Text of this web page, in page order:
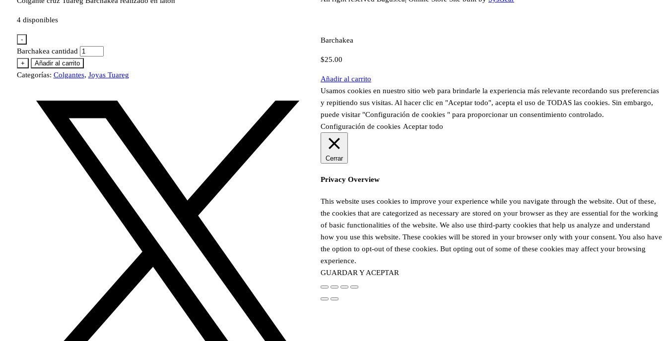
4 disponibles
-
Barchakea cantidad
+ Añadir al carrito
Categorías: Colgantes, Joyas Tuareg
Barchakea
$25.00
Añadir al carrito
Usamos cookies en nuestro sitio web para brindarle la experiencia más relevante recordando sus preferencias
y repitiendo sus visitas. Al hacer clic en "Aceptar todo", acepta el uso de TODAS las cookies. Sin embargo,
puede visitar "Configuración de cookies " para proporcionar un consentimiento controlado.
Configuración de cookies Aceptar todo
Cerrar
Privacy Overview
This website uses cookies to improve your experience while you navigate through the website. Out of these,
the cookies that are categorized as necessary are stored on your browser as they are essential for the working
of basic functionalities of the website. We also use third-party cookies that help us analyze and understand
how you use this website. These cookies will be stored in your browser only with your consent. You also have
the option to opt-out of these cookies. But opting out of some of these cookies may affect your browsing
experience.
GUARDAR Y ACEPTAR